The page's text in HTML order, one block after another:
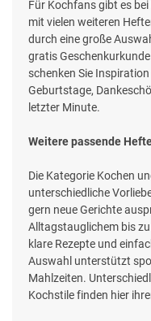
Für Kochfans gibt es
mit vielen weiteren
durch eine große
gratis
schenken Sie
Geburtstage,
letzter Minute.
Weitere passende
Die Kategorie Kochen
unterschiedliche
gern neue Gerichte
Alltagstauglichem bis
klare Rezepte und
Auswahl unterstützt
Mahlzeiten.
Kochstile finden hier